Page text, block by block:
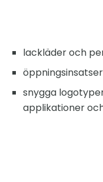
lackläder och
snygga
applikationer